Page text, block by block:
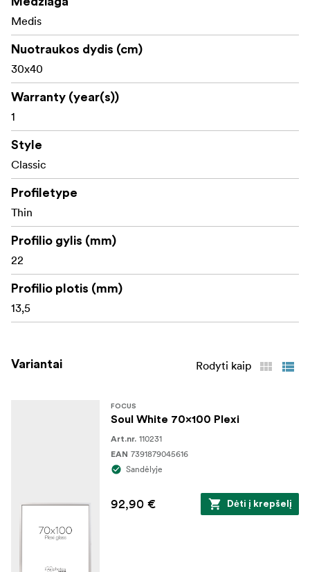
Medis
Nuotraukos dydis (cm)
30x40
Warranty (year(s))
1
Style
Classic
Profiletype
Thin
Profilio gylis (mm)
22
Profilio plotis (mm)
13,5
Variantai Rodyti kaip
FOCUS
Soul White 70x100 Plexi
Art.nr. 110231
EAN 7391879045616
Sandėlyje
92,90 € Dėti į krepšelį